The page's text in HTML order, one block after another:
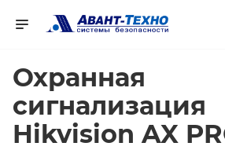
Охранная
сигнализация
Hikvision AX